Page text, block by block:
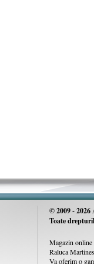
© 2009 -
Toate
Magazin online
Raluca
Va oferim o